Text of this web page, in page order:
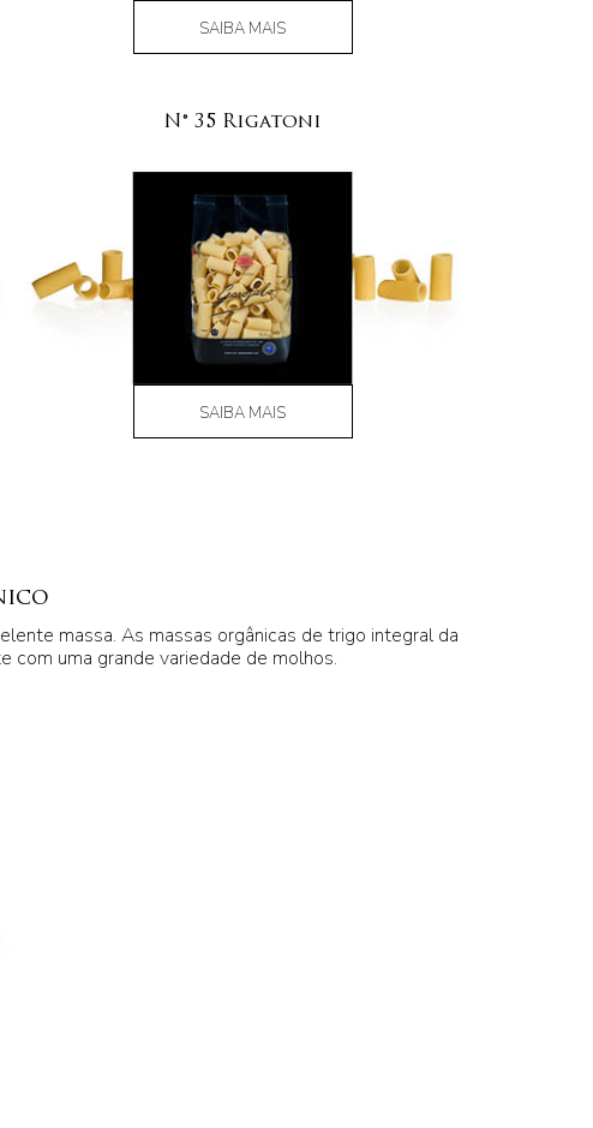
SAIBA MAIS
N° 35 Rigatoni
SAIBA MAIS
massa. As massas orgânicas de trigo integral da
com uma grande variedade de molhos.